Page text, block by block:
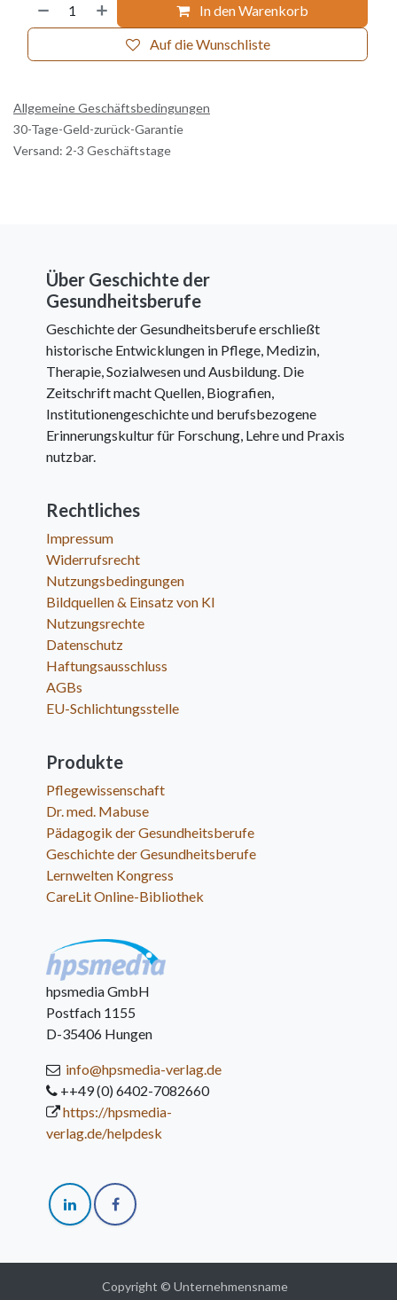
In den Warenkorb
Auf die Wunschliste
Allgemeine Geschäftsbedingungen
30-Tage-Geld-zurück-Garantie
Versand: 2-3 Geschäftstage
Über Geschichte der
Gesundheitsberufe
Geschichte der Gesundheitsberufe erschließt
historische Entwicklungen in Pflege, Medizin,
Therapie, Sozialwesen und Ausbildung. Die
Zeitschrift macht Quellen, Biografien,
Institutionengeschichte und berufsbezogene
Erinnerungskultur für Forschung, Lehre und Praxis
nutzbar.
Rechtliches
Impressum
Widerrufsrecht
Nutzungsbedingungen
Bildquellen & Einsatz von KI
Nutzungsrechte
Datenschutz
Haftungsausschluss
AGBs
EU-Schlichtungsstelle
Produkte
Pflegewissenschaft
Dr. med. Mabuse
Pädagogik der Gesundheitsberufe
Geschichte der Gesundheitsberufe
Lernwelten Kongress
CareLit Online-Bibliothek
hpsmedia GmbH
Postfach 1155
D-35406 Hungen
info@hpsmedia-verlag.de
++49 (0) 6402-7082660
https://hpsmedia-
verlag.de/helpdesk
Copyright © Unternehmensname